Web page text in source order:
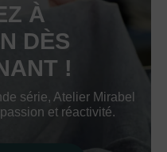
À
DÈS
!
série, Atelier Mirabel
et réactivité.